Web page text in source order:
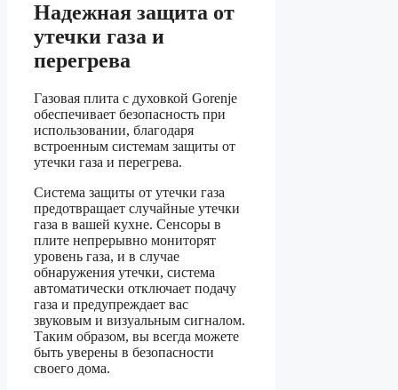
Надежная защита от
утечки газа и
перегрева
Газовая плита с духовкой Gorenje
обеспечивает безопасность при
использовании, благодаря
встроенным системам защиты от
утечки газа и перегрева.
Система защиты от утечки газа
предотвращает случайные утечки
газа в вашей кухне. Сенсоры в
плите непрерывно мониторят
уровень газа, и в случае
обнаружения утечки, система
автоматически отключает подачу
газа и предупреждает вас
звуковым и визуальным сигналом.
Таким образом, вы всегда можете
быть уверены в безопасности
своего дома.